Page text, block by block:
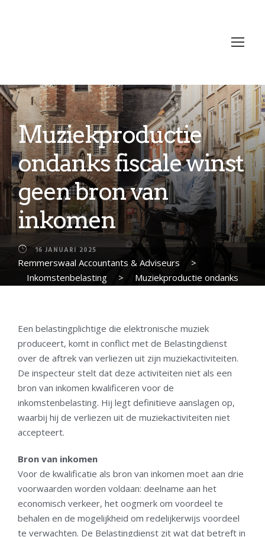
Muziekproductie
ondanks fiscale winst
geen bron van
inkomen
16 JANUARI 2025
Remmerswaal Accountants & Adviseurs
>
Inkomstenbelasting
>
Muziekproductie ondanks
Een belastingplichtige die elektronische muziek
produceert, komt in conflict met de Belastingdienst
over de aftrek van verliezen uit zijn muziekactiviteiten.
De inspecteur stelt dat deze activiteiten niet als een
bron van inkomen kwalificeren voor de
inkomstenbelasting. Hij legt definitieve aanslagen op,
waarbij hij de verliezen uit de muziekactiviteiten niet
accepteert.
Bron van inkomen
Voor de kwalificatie als bron van inkomen moet aan drie
voorwaarden worden voldaan: deelname aan het
economisch verkeer, het oogmerk om voordeel te
behalen en de mogelijkheid om redelijkerwijs voordeel
te verwachten. De Belastingdienst zit wat dat betreft in